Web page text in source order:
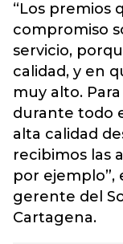
“Los premios
compromiso
servicio,
calidad, y en
muy alto.
durante todo
alta calidad
recibimos las
por ejemplo”,
gerente del
Cartagena.